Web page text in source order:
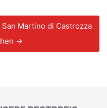
Martino di Castrozza
→